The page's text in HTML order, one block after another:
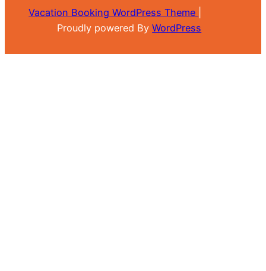
Vacation Booking WordPress Theme
Proudly powered ByWordPress